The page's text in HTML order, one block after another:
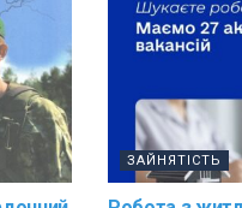
ЗАЙНЯТІСТЬ